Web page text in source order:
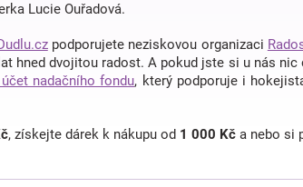
Lucie Ouřadová.
podporujete neziskovou organizaci
hned dvojitou radost. A pokud jste si u nás
nadačního fondu, který podporuje i
, získejte dárek k nákupu od 1 000 Kč a nebo si